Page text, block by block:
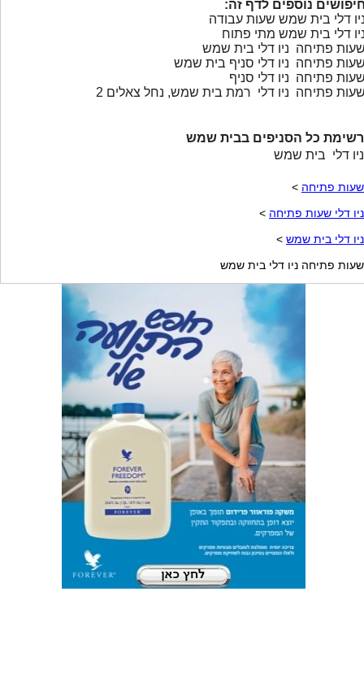
נוספים לדף זה:
דלי בית שמש שעות עבודה
דלי בית שמש מתי פתוח
פתיחה ניו דלי בית שמש
פתיחה ניו דלי סניף בית שמש
פתיחה ניו דלי סניף
פתיחה ניו דלי רמת בית שמש, נחל צאלים 2
רשימת כל הסניפים בבית שמש
ניו דלי בית שמש
שעות פתיחה >
ניו דלי שעות פתיחה >
ניו דלי בית שמש >
שעות פתיחה ניו דלי בית שמש